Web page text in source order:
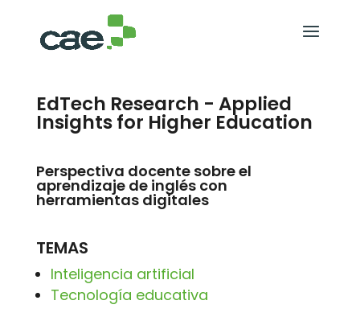
EdTech Research - Applied
Insights for Higher Education
Perspectiva docente sobre el
aprendizaje de inglés con
herramientas digitales
TEMAS
Inteligencia artificial
Tecnología educativa